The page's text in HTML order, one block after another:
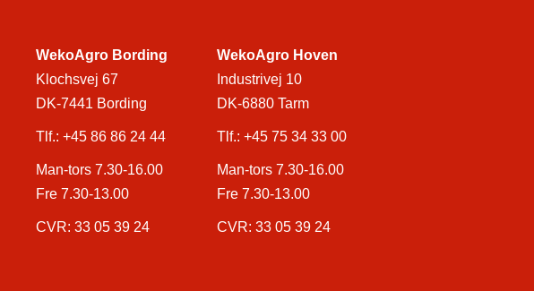
WekoAgro Bording
Klochsvej 67
DK-7441 Bording
Tlf.:+45 86 86 24 44
Man-tors 7.30-16.00
Fre 7.30-13.00
CVR: 33 05 39 24
WekoAgro Hoven
Industrivej 10
DK-6880 Tarm
Tlf.:+45 75 34 33 00
Man-tors 7.30-16.00
Fre 7.30-13.00
CVR: 33 05 39 24